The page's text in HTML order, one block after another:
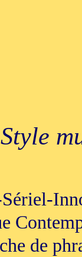
Style
de